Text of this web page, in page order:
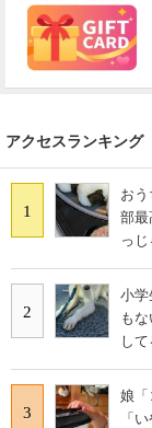
アクセスランキング
1
お
部最
っ
2
小
も
し
3
娘
「